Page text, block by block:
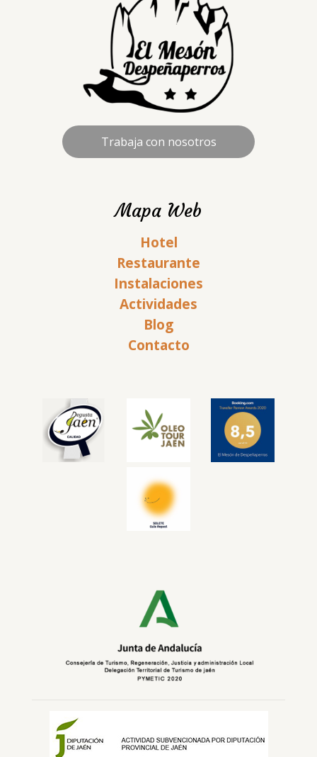
Trabaja con nosotros
Mapa Web
Hotel
Restaurante
Instalaciones
Actividades
Blog
Contacto